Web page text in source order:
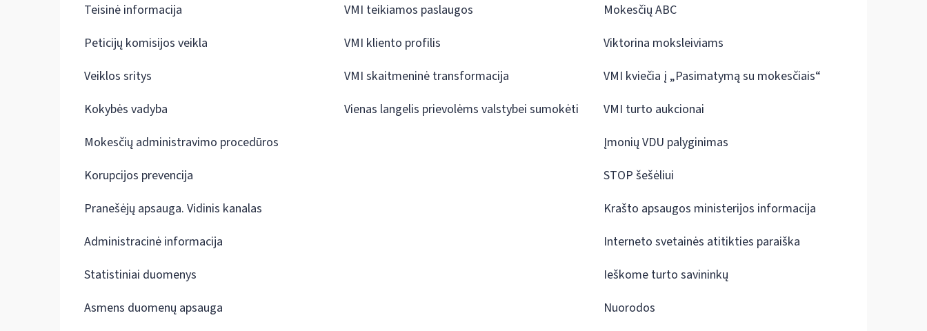
Teisinė informacija
Peticijų komisijos veikla
Veiklos sritys
Kokybės vadyba
Mokesčių administravimo procedūros
Korupcijos prevencija
Pranešėjų apsauga. Vidinis kanalas
Administracinė informacija
Statistiniai duomenys
Asmens duomenų apsauga
VMI teikiamos paslaugos
VMI kliento profilis
VMI skaitmeninė transformacija
Vienas langelis prievolėms valstybei sumokėti
Mokesčių ABC
Viktorina moksleiviams
VMI kviečia į „Pasimatymą su mokesčiais“
VMI turto aukcionai
Įmonių VDU palyginimas
STOP šešėliui
Krašto apsaugos ministerijos informacija
Interneto svetainės atitikties paraiška
Ieškome turto savininkų
Nuorodos